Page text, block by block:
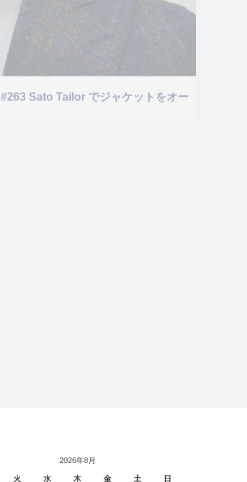
#263 Sato Tailor でジャケットをオー
2026年8月
火 水 木 金 土 日